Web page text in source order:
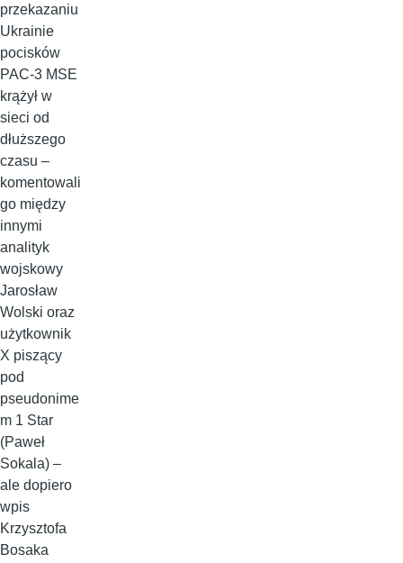
przekazaniu
Ukrainie
pocisków
PAC-3 MSE
krążył w
sieci od
dłuższego
czasu –
komentowali
go między
innymi
analityk
wojskowy
Jarosław
Wolski oraz
użytkownik
X piszący
pod
pseudonime
m 1 Star
(Paweł
Sokala) –
ale dopiero
wpis
Krzysztofa
Bosaka